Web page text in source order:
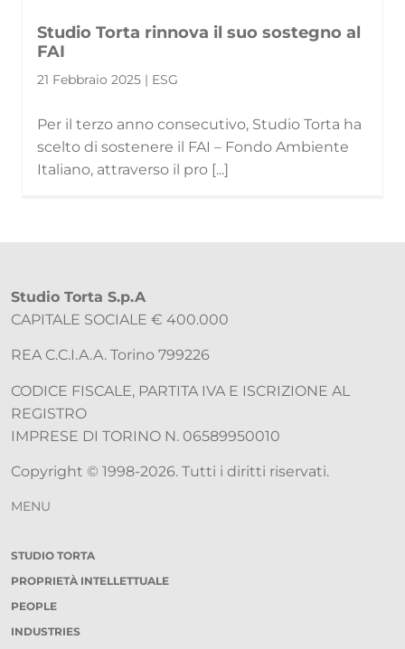
Studio Torta rinnova il suo sostegno al
FAI
21 Febbraio 2025 | ESG
Per il terzo anno consecutivo, Studio Torta ha
scelto di sostenere il FAI – Fondo Ambiente
Italiano, attraverso il pro [...]
Studio Torta S.p.A
CAPITALE SOCIALE € 400.000
REA C.C.I.A.A. Torino 799226
CODICE FISCALE, PARTITA IVA E ISCRIZIONE AL
REGISTRO
IMPRESE DI TORINO N. 06589950010
Copyright © 1998-2026. Tutti i diritti riservati.
MENU
STUDIO TORTA
PROPRIETÀ INTELLETTUALE
PEOPLE
INDUSTRIES